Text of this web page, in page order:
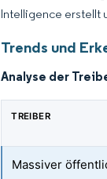
Intelligence erstellt
Trends und
Analyse der
TREIBER
Massiver